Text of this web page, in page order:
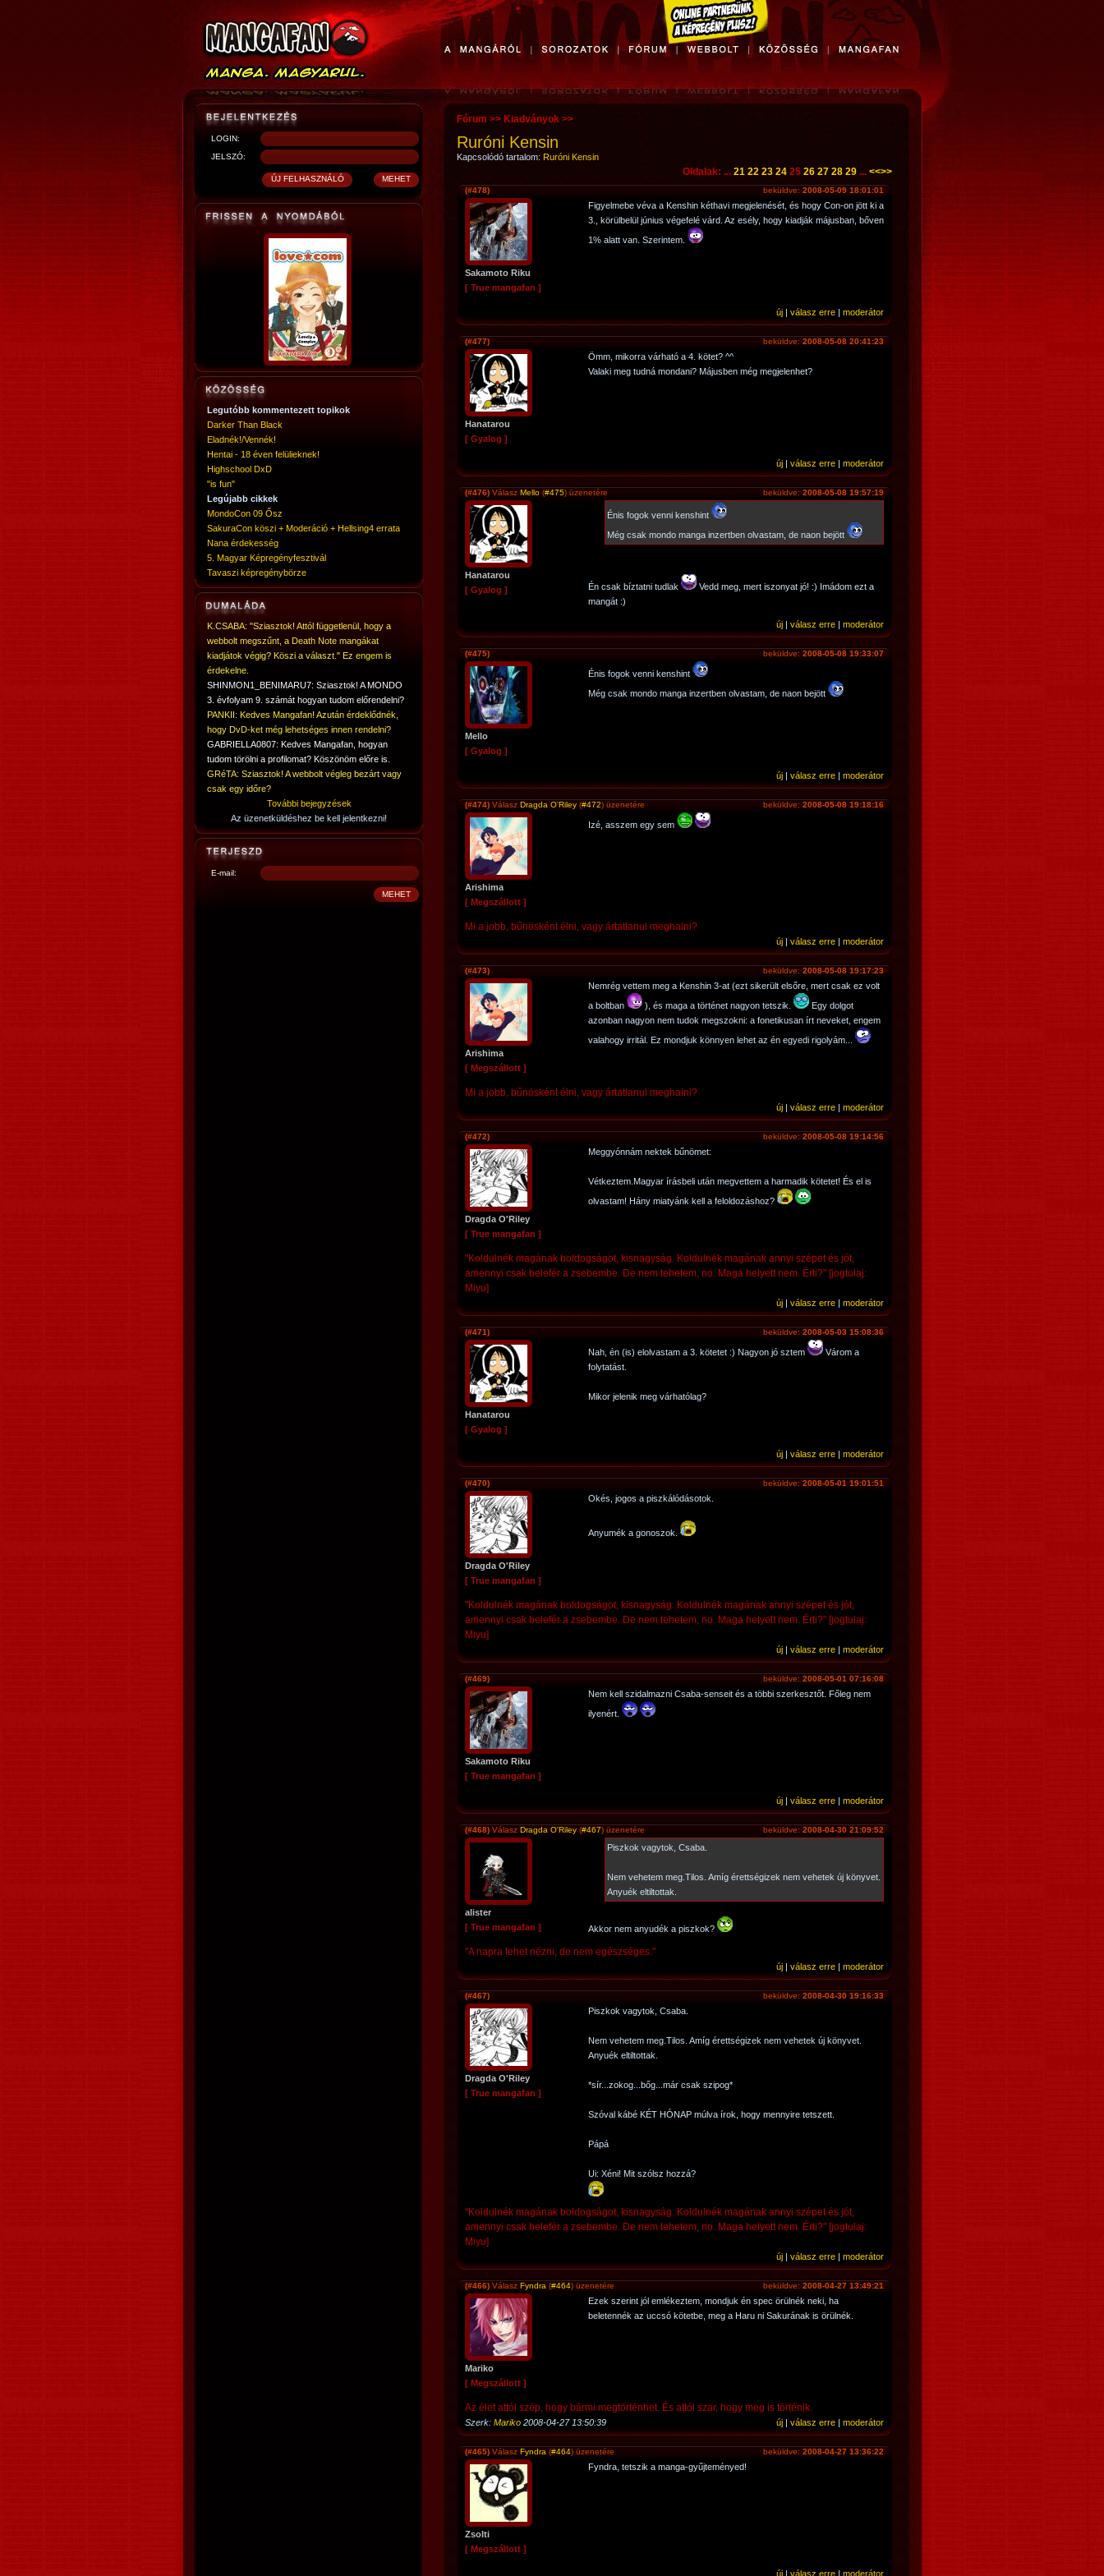
LOGIN:
JELSZÓ:
Legutóbb kommentezett topikok
Darker Than Black
Eladnék!/Vennék!
Hentai - 18 éven felülieknek!
Highschool DxD
"is fun"
Legújabb cikkek
MondoCon 09 Ősz
SakuraCon köszi + Moderáció + Hellsing4 errata
Nana érdekesség
5. Magyar Képregényfesztivál
Tavaszi képregénybörze
K.CSABA: "Sziasztok! Attól függetlenül, hogy a
webbolt megszűnt, a Death Note mangákat
kiadjátok végig? Köszi a választ." Ez engem is
érdekelne.
SHINMON1_BENIMARU7: Sziasztok! A MONDO
3. évfolyam 9. számát hogyan tudom előrendelni?
PANKII: Kedves Mangafan! Azután érdeklődnék,
hogy DvD-ket még lehetséges innen rendelni?
GABRIELLA0807: Kedves Mangafan, hogyan
tudom törölni a profilomat? Köszönöm előre is.
GRéTA: Sziasztok! A webbolt végleg bezárt vagy
csak egy időre?
További bejegyzések
Az üzenetküldéshez be kell jelentkezni!
E-mail:
Fórum >> Kiadványok >>
Ruróni Kensin
Kapcsolódó tartalom: Ruróni Kensin
Oldalak: ... 21 22 23 24 25 26 27 28 29 ... <<>>
beküldve: 2008-05-09 18:01:01
(#478)
Sakamoto Riku
[ True mangafan ]
Figyelmebe véva a Kenshin kéthavi megjelenését, és hogy Con-on jött ki a
3., körülbelül június végefelé várd. Az esély, hogy kiadják májusban, bőven
1% alatt van. Szerintem.
új | válasz erre | moderátor
beküldve: 2008-05-08 20:41:23
(#477)
Hanatarou
[ Gyalog ]
Ömm, mikorra várható a 4. kötet? ^^
Valaki meg tudná mondani? Májusben még megjelenhet?
új | válasz erre | moderátor
beküldve: 2008-05-08 19:57:19
(#476) Válasz Mello (#475) üzenetére
Hanatarou
[ Gyalog ]
Énis fogok venni kenshint
Még csak mondo manga inzertben olvastam, de naon bejött
Én csak bíztatni tudlak
Vedd meg, mert iszonyat jó! :) Imádom ezt a
mangát :)
új | válasz erre | moderátor
beküldve: 2008-05-08 19:33:07
(#475)
Mello
[ Gyalog ]
Énis fogok venni kenshint
Még csak mondo manga inzertben olvastam, de naon bejött
új | válasz erre | moderátor
beküldve: 2008-05-08 19:18:16
(#474) Válasz Dragda O'Riley (#472) üzenetére
Arishima
[ Megszállott ]
Izé, asszem egy sem
Mi a jobb, bűnösként élni, vagy ártatlanul meghalni?
új | válasz erre | moderátor
beküldve: 2008-05-08 19:17:23
(#473)
Arishima
[ Megszállott ]
Nemrég vettem meg a Kenshin 3-at (ezt sikerült elsőre, mert csak ez volt
a boltban
), és maga a történet nagyon tetszik.
Egy dolgot
azonban nagyon nem tudok megszokni: a fonetikusan írt neveket, engem
valahogy irritál. Ez mondjuk könnyen lehet az én egyedi rigolyám...
Mi a jobb, bűnösként élni, vagy ártatlanul meghalni?
új | válasz erre | moderátor
beküldve: 2008-05-08 19:14:56
(#472)
Dragda O'Riley
[ True mangafan ]
Meggyónnám nektek bűnömet:
Vétkeztem.Magyar írásbeli után megvettem a harmadik kötetet! És el is
olvastam! Hány miatyánk kell a feloldozáshoz?
"Koldulnék magának boldogságot, kisnagyság. Koldulnék magának annyi szépet és jót,
amennyi csak belefér a zsebembe. De nem tehetem, no. Maga helyett nem. Érti?" [jogtulaj:
Miyu]
új | válasz erre | moderátor
beküldve: 2008-05-03 15:08:36
(#471)
Hanatarou
[ Gyalog ]
Nah, én (is) elolvastam a 3. kötetet :) Nagyon jó sztem
Várom a
folytatást.
Mikor jelenik meg várhatólag?
új | válasz erre | moderátor
beküldve: 2008-05-01 19:01:51
(#470)
Dragda O'Riley
[ True mangafan ]
Okés, jogos a piszkálódásotok.
Anyumék a gonoszok.
"Koldulnék magának boldogságot, kisnagyság. Koldulnék magának annyi szépet és jót,
amennyi csak belefér a zsebembe. De nem tehetem, no. Maga helyett nem. Érti?" [jogtulaj:
Miyu]
új | válasz erre | moderátor
beküldve: 2008-05-01 07:16:08
(#469)
Sakamoto Riku
[ True mangafan ]
Nem kell szidalmazni Csaba-senseit és a többi szerkesztőt. Főleg nem
ilyenért.
új | válasz erre | moderátor
beküldve: 2008-04-30 21:09:52
(#468) Válasz Dragda O'Riley (#467) üzenetére
alister
[ True mangafan ]
Piszkok vagytok, Csaba.
Nem vehetem meg.Tilos. Amíg érettségizek nem vehetek új könyvet.
Anyuék eltiltottak.
Akkor nem anyudék a piszkok?
"A napra lehet nézni, de nem egészséges."
új | válasz erre | moderátor
beküldve: 2008-04-30 19:16:33
(#467)
Dragda O'Riley
[ True mangafan ]
Piszkok vagytok, Csaba.
Nem vehetem meg.Tilos. Amíg érettségizek nem vehetek új könyvet.
Anyuék eltiltottak.
*sír...zokog...bőg...már csak szipog*
Szóval kábé KÉT HÓNAP múlva írok, hogy mennyire tetszett.
Pápá
Ui: Xéni! Mit szólsz hozzá?
"Koldulnék magának boldogságot, kisnagyság. Koldulnék magának annyi szépet és jót,
amennyi csak belefér a zsebembe. De nem tehetem, no. Maga helyett nem. Érti?" [jogtulaj:
Miyu]
új | válasz erre | moderátor
beküldve: 2008-04-27 13:49:21
(#466) Válasz Fyndra (#464) üzenetére
Mariko
[ Megszállott ]
Ezek szerint jól emlékeztem, mondjuk én spec örülnék neki, ha
beletennék az uccsó kötetbe, meg a Haru ni Sakurának is örülnék.
Az élet attól szép, hogy bármi megtörténhet. És attól szar, hogy meg is történik.
új | válasz erre | moderátor
Szerk: Mariko 2008-04-27 13:50:39
beküldve: 2008-04-27 13:36:22
(#465) Válasz Fyndra (#464) üzenetére
Zsolti
[ Megszállott ]
Fyndra, tetszik a manga-gyűjteményed!
új | válasz erre | moderátor